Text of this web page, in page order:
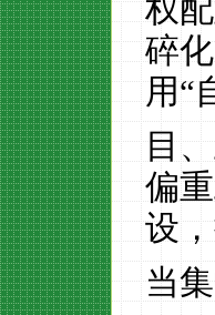
权
碎
用“
目
偏
设
当